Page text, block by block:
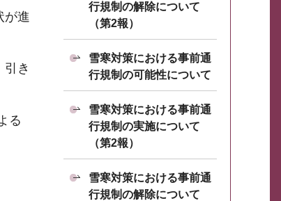
が進
き
る
行規制の解除について
（第2報）
雪寒対策における事前通
行規制の可能性について
雪寒対策における事前通
行規制の実施について
（第2報）
雪寒対策における事前通
行規制の解除について